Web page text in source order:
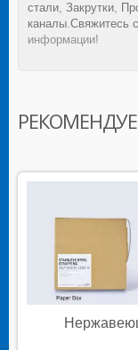
стали, Закрутки,
каналы.Свяжитесь
информации!